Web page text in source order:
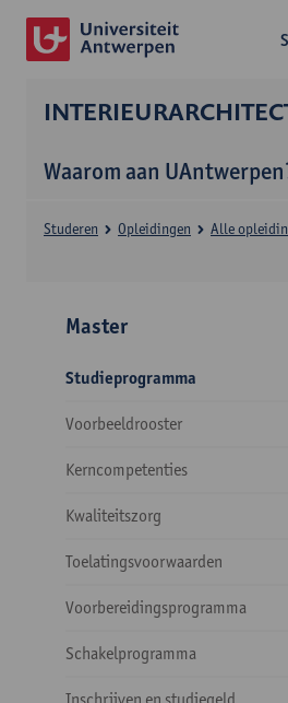
Waarom aan
Studeren Opleidingen Alle
Master
Studieprogramma
Voorbeeldrooster
Kerncompetenties
Kwaliteitszorg
Toelatingsvoorwaarden
Voorbereidingsprogramma
Schakelprogramma